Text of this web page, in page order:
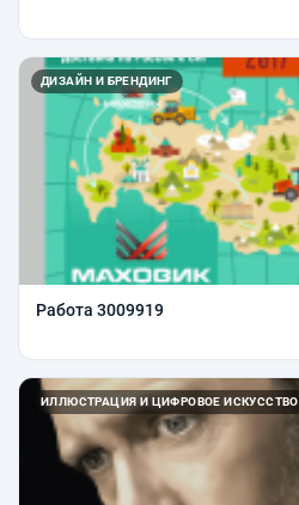
ДИЗАЙН И БРЕНДИНГ
Работа 3009919
ИЛЛЮСТРАЦИЯ И ЦИФРОВОЕ ИСКУССТВО